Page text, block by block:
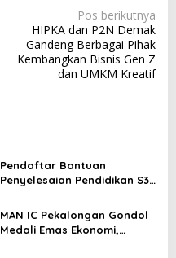
Pos berikutnya
HIPKA dan P2N Demak
Gandeng Berbagai Pihak
Kembangkan Bisnis Gen Z
dan UMKM Kreatif
Pendaftar Bantuan
Penyelesaian Pendidikan S3
MAN IC Pekalongan Gondol
Medali Emas Ekonomi,